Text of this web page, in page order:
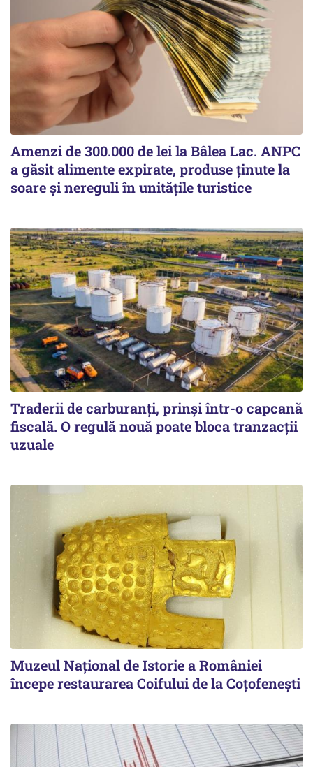
Amenzi de 300.000 de lei la Bâlea Lac. ANPC
a găsit alimente expirate, produse ținute la
soare și nereguli în unitățile turistice
Traderii de carburanți, prinși într-o capcană
fiscală. O regulă nouă poate bloca tranzacții
uzuale
Muzeul Național de Istorie a României
începe restaurarea Coifului de la Coțofenești